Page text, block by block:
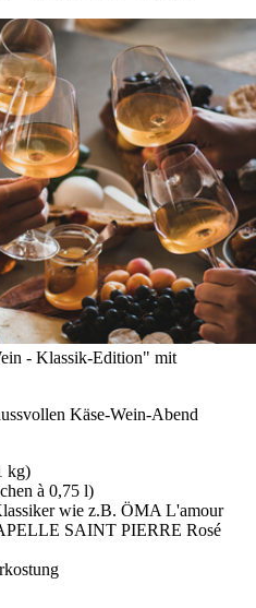
- Klassik-Edition" mit
Käse-Wein-Abend
kg)
à 0,75 l)
wie z.B. ÖMA L'amour
SAINT PIERRE Rosé